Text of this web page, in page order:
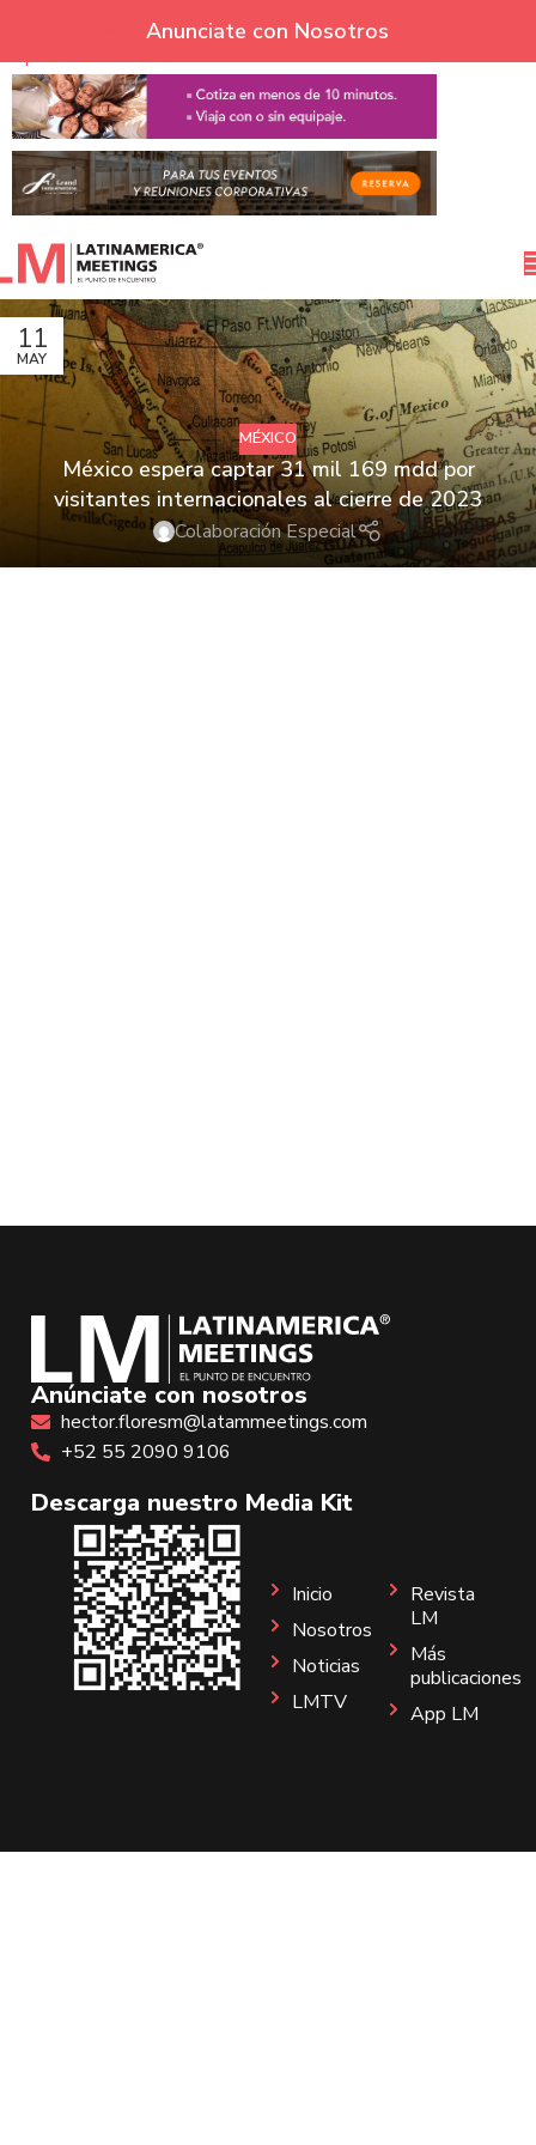
Skip to navigation
Skip to main content
Anunciate con Nosotros
11
MAY
MÉXICO
México espera captar 31 mil 169 mdd por
visitantes internacionales al cierre de 2023
Colaboración Especial
Anúnciate con nosotros
hector.floresm@latammeetings.com
+52 55 2090 9106
Descarga nuestro Media Kit
Inicio
Nosotros
Noticias
LMTV
Revista
LM
Más
publicaciones
App LM